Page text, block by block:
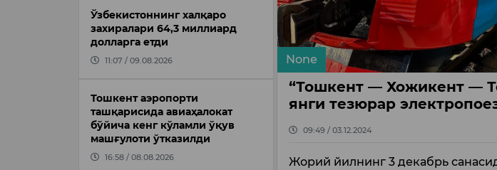
Ўзбекистоннинг халқаро
захиралари 64,3 миллиард
долларга етди
11:07 / 09.08.2026
Тошкент аэропорти
ташқарисида авиаҳалокат
бўйича кенг кўламли ўқув
машғулоти ўтказилди
16:58 / 08.08.2026
None
“Тошкент — Хожикент —
янги тезюрар
09:49 / 03.12.2024
Жорий йилнинг 3 декабрь